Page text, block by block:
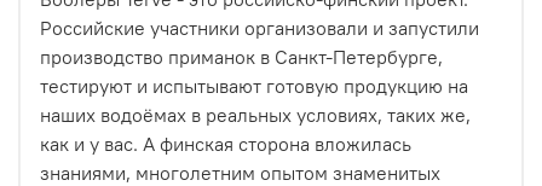
Российские участники организовали и запустили
производство приманок в Санкт-Петербурге,
тестируют и испытывают готовую продукцию на
наших водоёмах в реальных условиях, таких же,
как и у вас. А финская сторона вложилась
знаниями, многолетним опытом знаменитых